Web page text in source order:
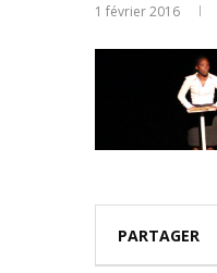
1 février 2016
PARTAGER